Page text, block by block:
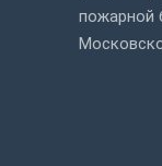
пожарной